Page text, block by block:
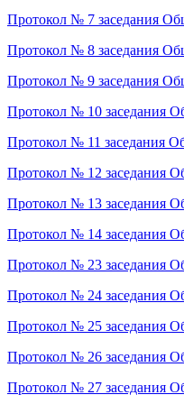
Протокол № 7 заседания
Протокол № 8 заседания
Протокол № 9 заседания
Протокол № 10 заседания
Протокол № 11 заседания
Протокол № 12 заседания
Протокол № 13 заседания
Протокол № 14 заседания
Протокол № 23 заседания
Протокол № 24 заседания
Протокол № 25 заседания
Протокол № 26 заседания
Протокол № 27 заседания